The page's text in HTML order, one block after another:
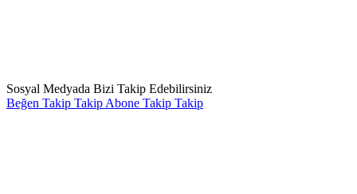
Sosyal Medyada Bizi Takip Edebilirsiniz
Beğen Takip Takip Abone Takip Takip